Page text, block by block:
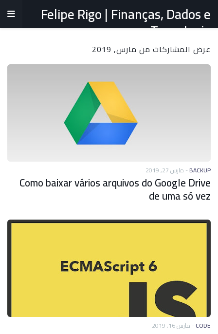
Felipe Rigo | Finanças, Dados e
Tecnologia
عرض المشاركات من مارس, 2019
BACKUP
- مارس 27, 2019
Como baixar vários arquivos do Google Drive
de uma só vez
CODE
- مارس 16, 2019